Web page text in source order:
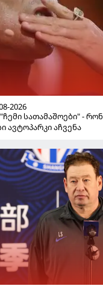
2026
"ჩემი სათამაშოები" -
ავტოპარკი აჩვენა